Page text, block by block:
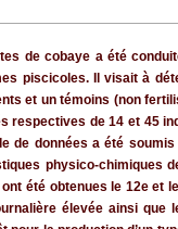
de cobaye a été
piscicoles. Il visait à
et un témoins (non
de 14 et 45
de données a été
physico-chimiques
été obtenues le 12e
élevée ainsi